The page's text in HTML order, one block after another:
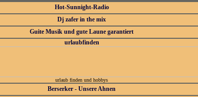
Hot-Sunnight-Radio
Dj zafer in the mix
Guite Musik und gute Laune garantiert
urlaubfinden
urlaub finden und hobbys
Berserker - Unsere Ahnen